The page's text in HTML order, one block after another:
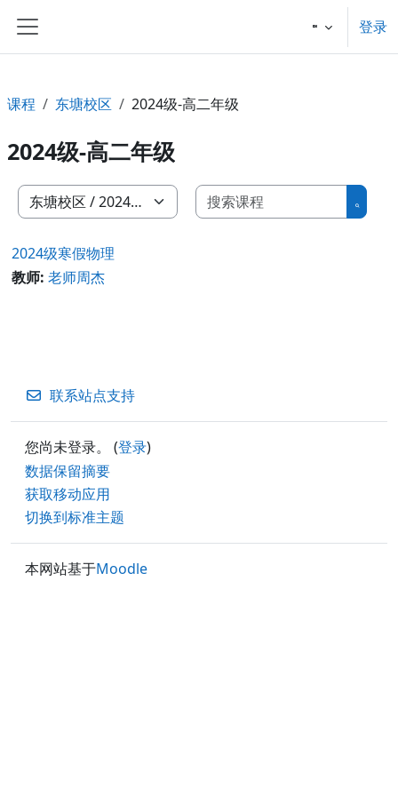
停靠面板
登录
课程 东塘校区 2024级-高二年级
2024级-高二年级
课程类别
搜索课
搜索
2024级寒假物理
教师: 老师周杰
联系站点支持
您尚未登录。 (登录)
‎数据保留摘要‎
获取移动应用
切换到标准主题
本网站基于Moodle